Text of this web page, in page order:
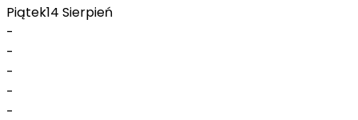
Piątek14 Sierpień
-
-
-
-
-